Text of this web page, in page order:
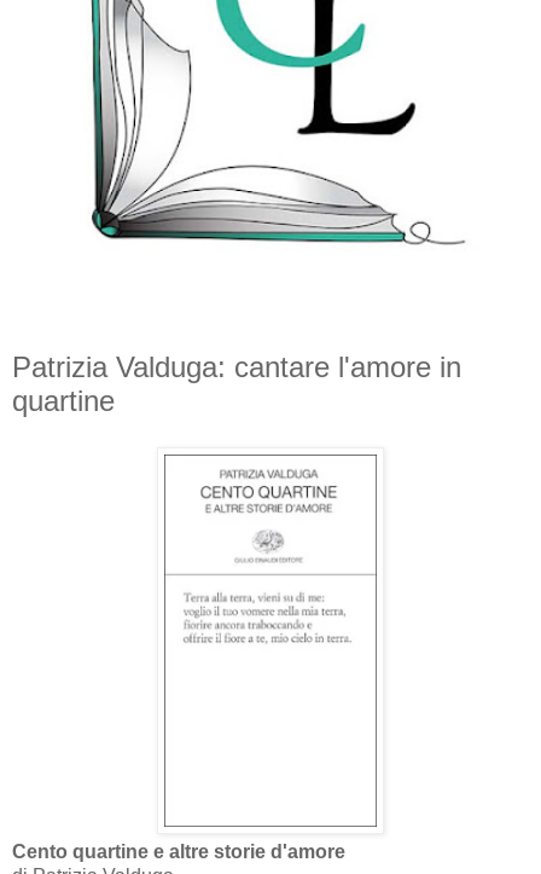
Patrizia Valduga: cantare l'amore in
quartine
Cento quartine e altre storie d'amore